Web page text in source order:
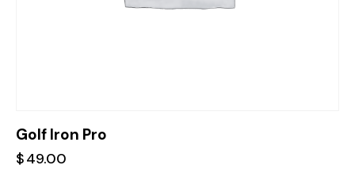
Golf Iron Pro
$49.00